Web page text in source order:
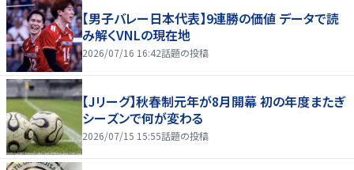
【男子バレー日本代表】9連勝の価値 データで読
み解くVNLの現在地
2026/07/16 16:42話題の投稿
【Jリーグ】秋春制元年が8月開幕 初の年度またぎ
シーズンで何が変わる
2026/07/15 15:55話題の投稿